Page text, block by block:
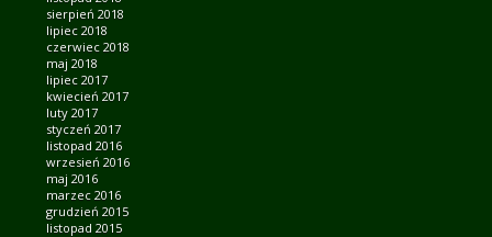
sierpień 2018
lipiec 2018
czerwiec 2018
maj 2018
lipiec 2017
kwiecień 2017
luty 2017
styczeń 2017
listopad 2016
wrzesień 2016
maj 2016
marzec 2016
grudzień 2015
listopad 2015